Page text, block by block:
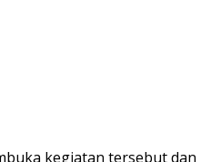
kegiatan tersebut dan